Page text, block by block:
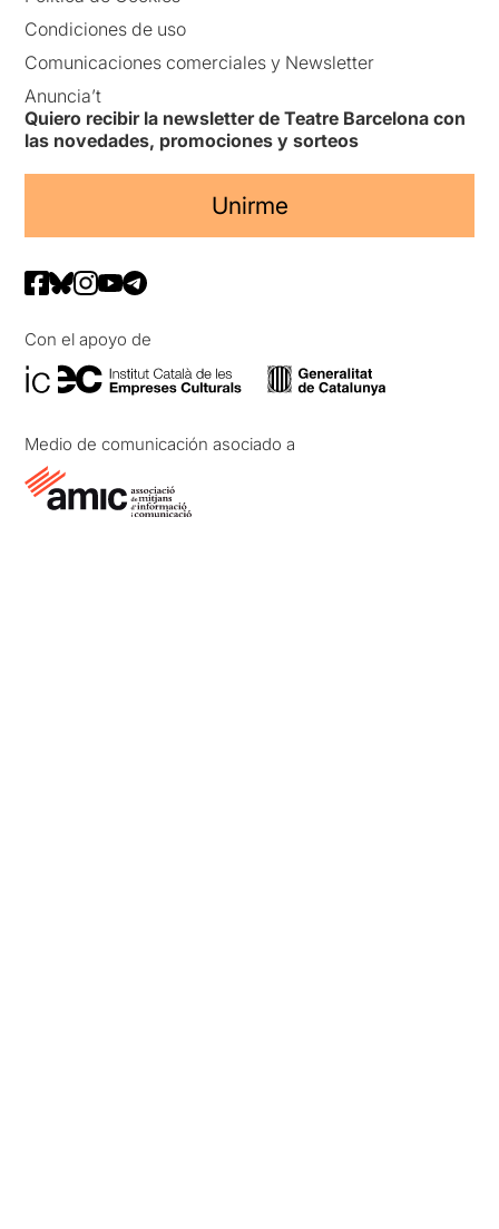
Condiciones de uso
Comunicaciones comerciales y Newsletter
Anuncia’t
Quiero recibir la newsletter de Teatre Barcelona con
las novedades, promociones y sorteos
Unirme
Con el apoyo de
Medio de comunicación asociado a